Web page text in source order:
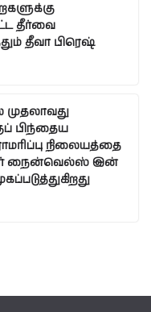
தீர்வை
தீவா பிரெஷ்
பிந்தைய
நிலையத்தை
நைன்வெல்ஸ் இன்